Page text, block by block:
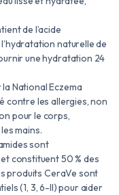
de l’acide
naturelle de
une hydratation 24
la National Eczema
contre les allergies, non
pour le corps,
mains.
sont
constituent 50 % des
produits CeraVe sont
(1, 3, 6-II) pour aider